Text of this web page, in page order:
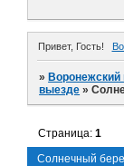
Привет, Гость!
»
выезде »
Солнечный
Страница:1